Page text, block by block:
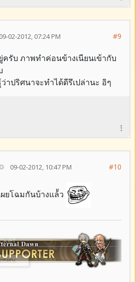
09-02-2012, 07:24 PM #9
รับ ภาพทำค่อนข้างเนียนเข้ากับ
าปริศนาจะทำได้ดีรึเปล่านะ อิๆ
09-02-2012, 10:47 PM #10
ยโฉมกันบ้างแล้้ว